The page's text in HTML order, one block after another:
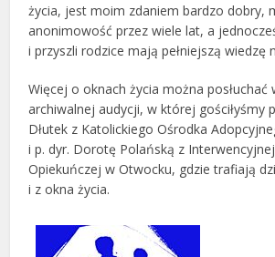
życia, jest moim zdaniem bardzo dobry,
anonimowość przez wiele lat, a
i przyszli rodzice mają pełniejszą wiedzę
Więcej o oknach życia można posłuchać
archiwalnej audycji, w której gościłyśmy
Dłutek z Katolickiego Ośrodka
i p. dyr. Dorotę Polańską z
Opiekuńczej w Otwocku, gdzie trafiają
i z okna życia.